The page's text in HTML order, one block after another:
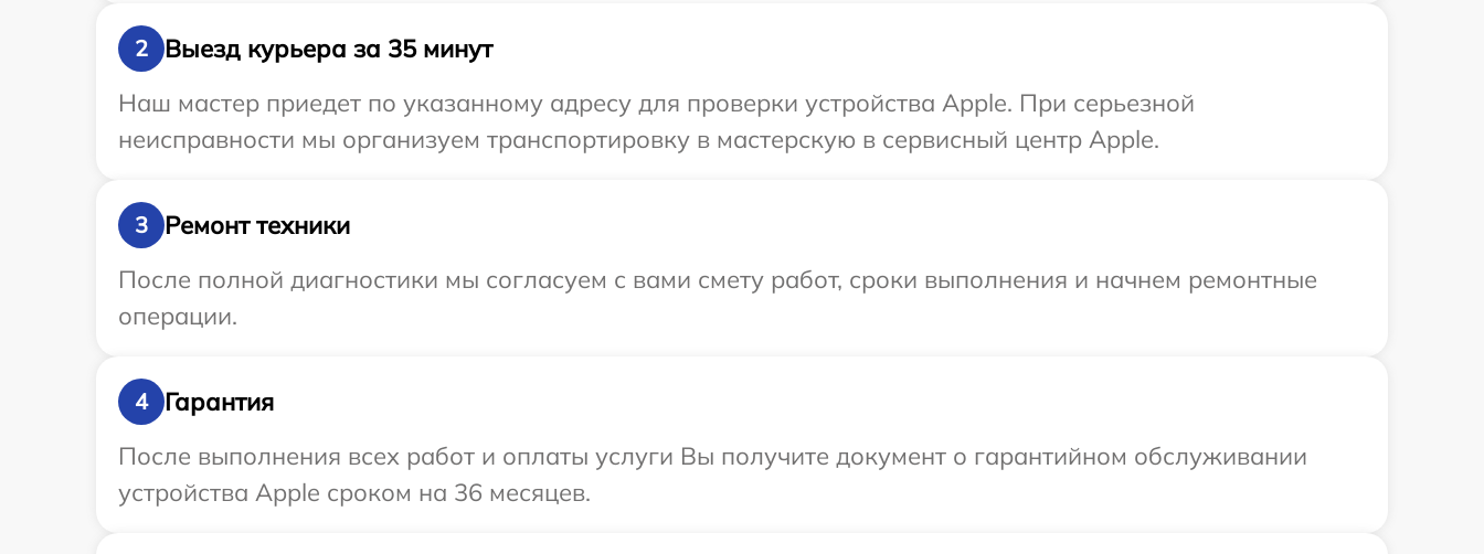
2
Выезд курьера за 35 минут
Наш мастер приедет по указанному адресу для проверки устройства Apple. При серьезной
неисправности мы организуем транспортировку в мастерскую в сервисный центр Apple.
3
Ремонт техники
После полной диагностики мы согласуем с вами смету работ, сроки выполнения и начнем ремонтные
операции.
4
Гарантия
После выполнения всех работ и оплаты услуги Вы получите документ о гарантийном обслуживании
устройства Apple сроком на 36 месяцев.